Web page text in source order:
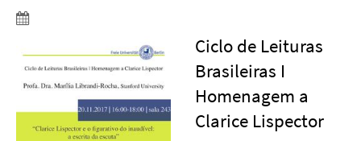
Ciclo de Leituras
Brasileiras I
Homenagem a
Clarice Lispector